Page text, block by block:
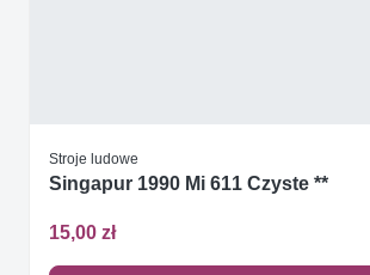
Stroje ludowe
Singapur 1990 Mi 611 Czyste **
15,00 zł